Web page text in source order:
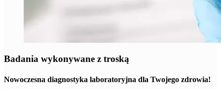
Badania wykonywane z troską
Nowoczesna diagnostyka laboratoryjna dla Twojego zdrowia!